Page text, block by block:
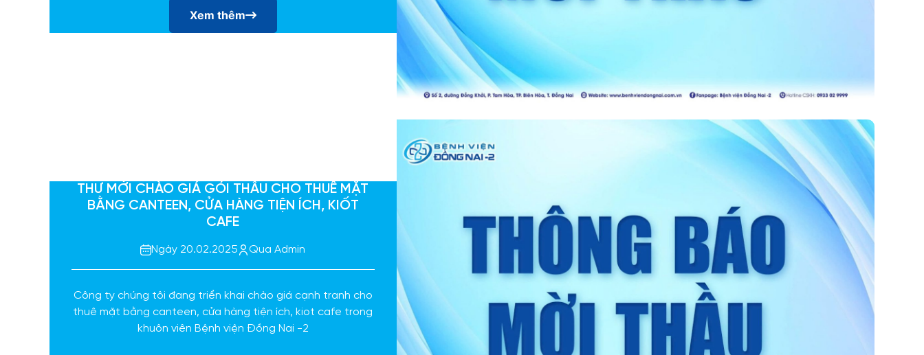
Xem thêm
THƯ MỜI CHÀO GIÁ GÓI THẦU CHO THUÊ MẶT
BẰNG CANTEEN, CỬA HÀNG TIỆN ÍCH, KIỐT
CAFE
Ngày 20.02.2025 Qua Admin
Công ty chúng tôi đang triển khai chào giá cạnh tranh cho
thuê mặt bằng canteen, cửa hàng tiện ích, kiot cafe trong
khuôn viên Bệnh viện Đồng Nai -2